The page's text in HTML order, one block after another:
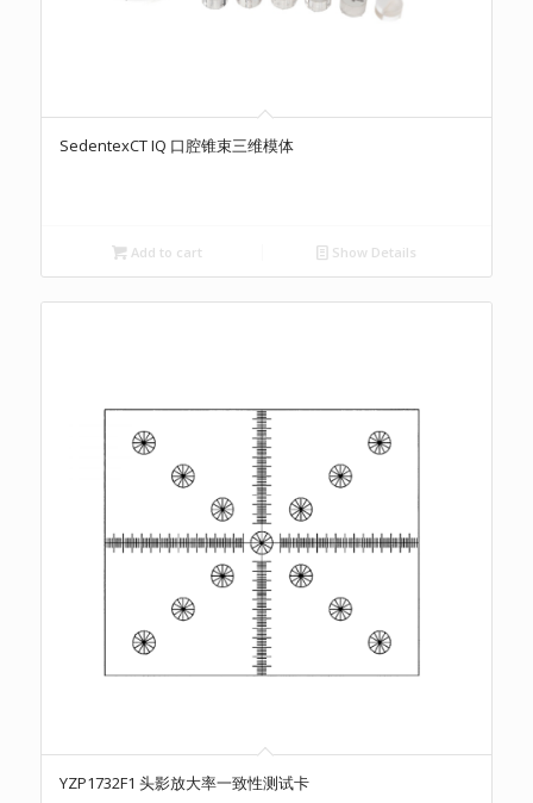
SedentexCT IQ 口腔锥束三维模体
Add to cart Show Details
YZP1732F1 头影放大率一致性测试卡